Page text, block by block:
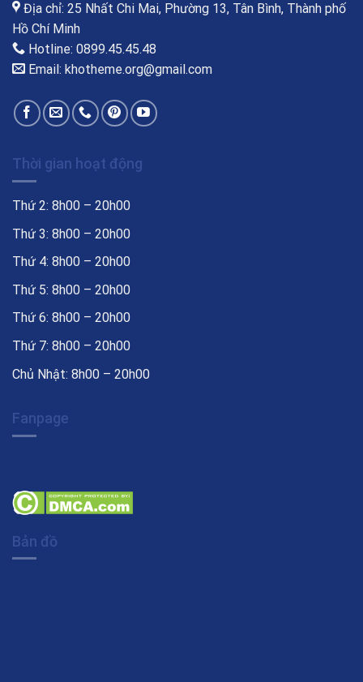
Địa chỉ: 25 Nhất Chi Mai, Phường 13, Tân Bình, Thành phố
Hồ Chí Minh
Hotline: 0899.45.45.48
Email: khotheme.org@gmail.com
Thời gian hoạt động
Thứ 2: 8h00 – 20h00
Thứ 3: 8h00 – 20h00
Thứ 4: 8h00 – 20h00
Thứ 5: 8h00 – 20h00
Thứ 6: 8h00 – 20h00
Thứ 7: 8h00 – 20h00
Chủ Nhật: 8h00 – 20h00
Fanpage
Bản đồ